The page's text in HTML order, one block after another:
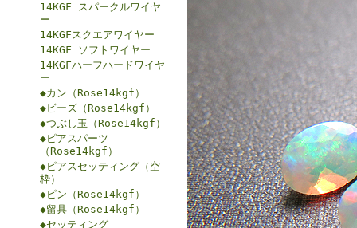
14KGF スパークルワイヤ
ー
14KGFスクエアワイヤー
14KGF ソフトワイヤー
14KGFハーフハードワイヤ
ー
◆カン（Rose14kgf）
◆ビーズ（Rose14kgf）
◆つぶし玉（Rose14kgf）
◆ピアスパーツ
（Rose14kgf）
◆ピアスセッティング（空
枠）
◆ピン（Rose14kgf）
◆留具（Rose14kgf）
◆セッティング